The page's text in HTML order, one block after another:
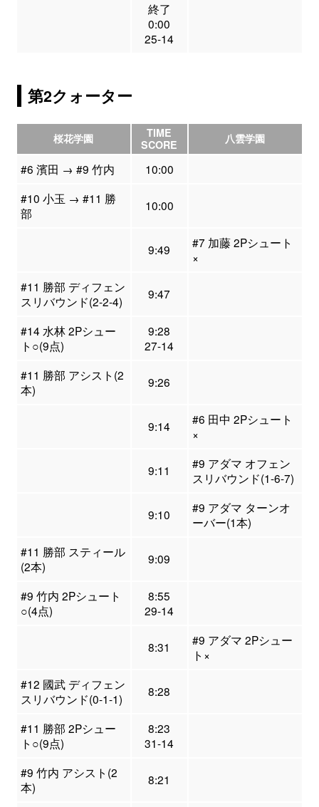
終了
0:00
25-14
第2クォーター
桜花学園
TIME
SCORE
八雲学園
#6 濱田 → #9 竹内
10:00
#10 小玉 → #11 勝
部
10:00
9:49
#7 加藤 2Pシュート
×
#11 勝部 ディフェン
スリバウンド(2-2-4)
9:47
#14 水林 2Pシュー
ト○(9点)
9:28
27-14
#11 勝部 アシスト(2
本)
9:26
9:14
#6 田中 2Pシュート
×
9:11
#9 アダマ オフェン
スリバウンド(1-6-7)
9:10
#9 アダマ ターンオ
ーバー(1本)
#11 勝部 スティール
(2本)
9:09
#9 竹内 2Pシュート
○(4点)
8:55
29-14
8:31
#9 アダマ 2Pシュー
ト×
#12 國武 ディフェン
スリバウンド(0-1-1)
8:28
#11 勝部 2Pシュー
ト○(9点)
8:23
31-14
#9 竹内 アシスト(2
本)
8:21